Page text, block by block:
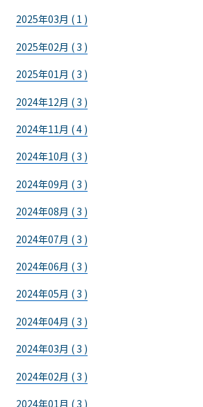
2025年03月 ( 1 )
2025年02月 ( 3 )
2025年01月 ( 3 )
2024年12月 ( 3 )
2024年11月 ( 4 )
2024年10月 ( 3 )
2024年09月 ( 3 )
2024年08月 ( 3 )
2024年07月 ( 3 )
2024年06月 ( 3 )
2024年05月 ( 3 )
2024年04月 ( 3 )
2024年03月 ( 3 )
2024年02月 ( 3 )
2024年01月 ( 3 )